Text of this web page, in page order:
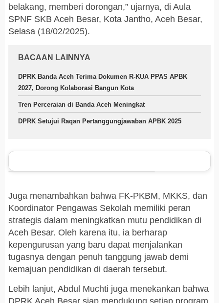
belakang, memberi dorongan,” ujarnya, di Aula
SPNF SKB Aceh Besar, Kota Jantho, Aceh Besar,
Selasa (18/02/2025).
BACAAN LAINNYA
DPRK Banda Aceh Terima Dokumen R-KUA PPAS APBK
2027, Dorong Kolaborasi Bangun Kota
Tren Perceraian di Banda Aceh Meningkat
DPRK Setujui Raqan Pertanggungjawaban APBK 2025
Juga menambahkan bahwa FK-PKBM, MKKS, dan
Koordinator Pengawas Sekolah memiliki peran
strategis dalam meningkatkan mutu pendidikan di
Aceh Besar. Oleh karena itu, ia berharap
kepengurusan yang baru dapat menjalankan
tugasnya dengan penuh tanggung jawab demi
kemajuan pendidikan di daerah tersebut.
Lebih lanjut, Abdul Muchti juga menekankan bahwa